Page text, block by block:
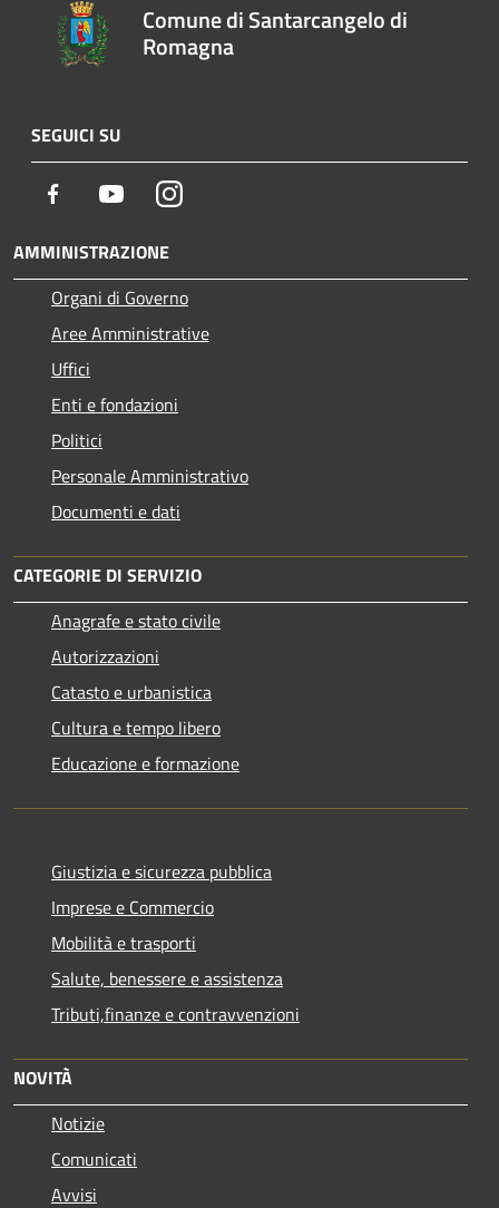
Comune di Santarcangelo di
Romagna
SEGUICI SU
Facebook YoutubeInstagram
AMMINISTRAZIONE
Organi di Governo
Aree Amministrative
Uffici
Enti e fondazioni
Politici
Personale Amministrativo
Documenti e dati
CATEGORIE DI SERVIZIO
Anagrafe e stato civile
Autorizzazioni
Catasto e urbanistica
Cultura e tempo libero
Educazione e formazione
Giustizia e sicurezza pubblica
Imprese e Commercio
Mobilità e trasporti
Salute, benessere e assistenza
Tributi,finanze e contravvenzioni
NOVITÀ
Notizie
Comunicati
Avvisi